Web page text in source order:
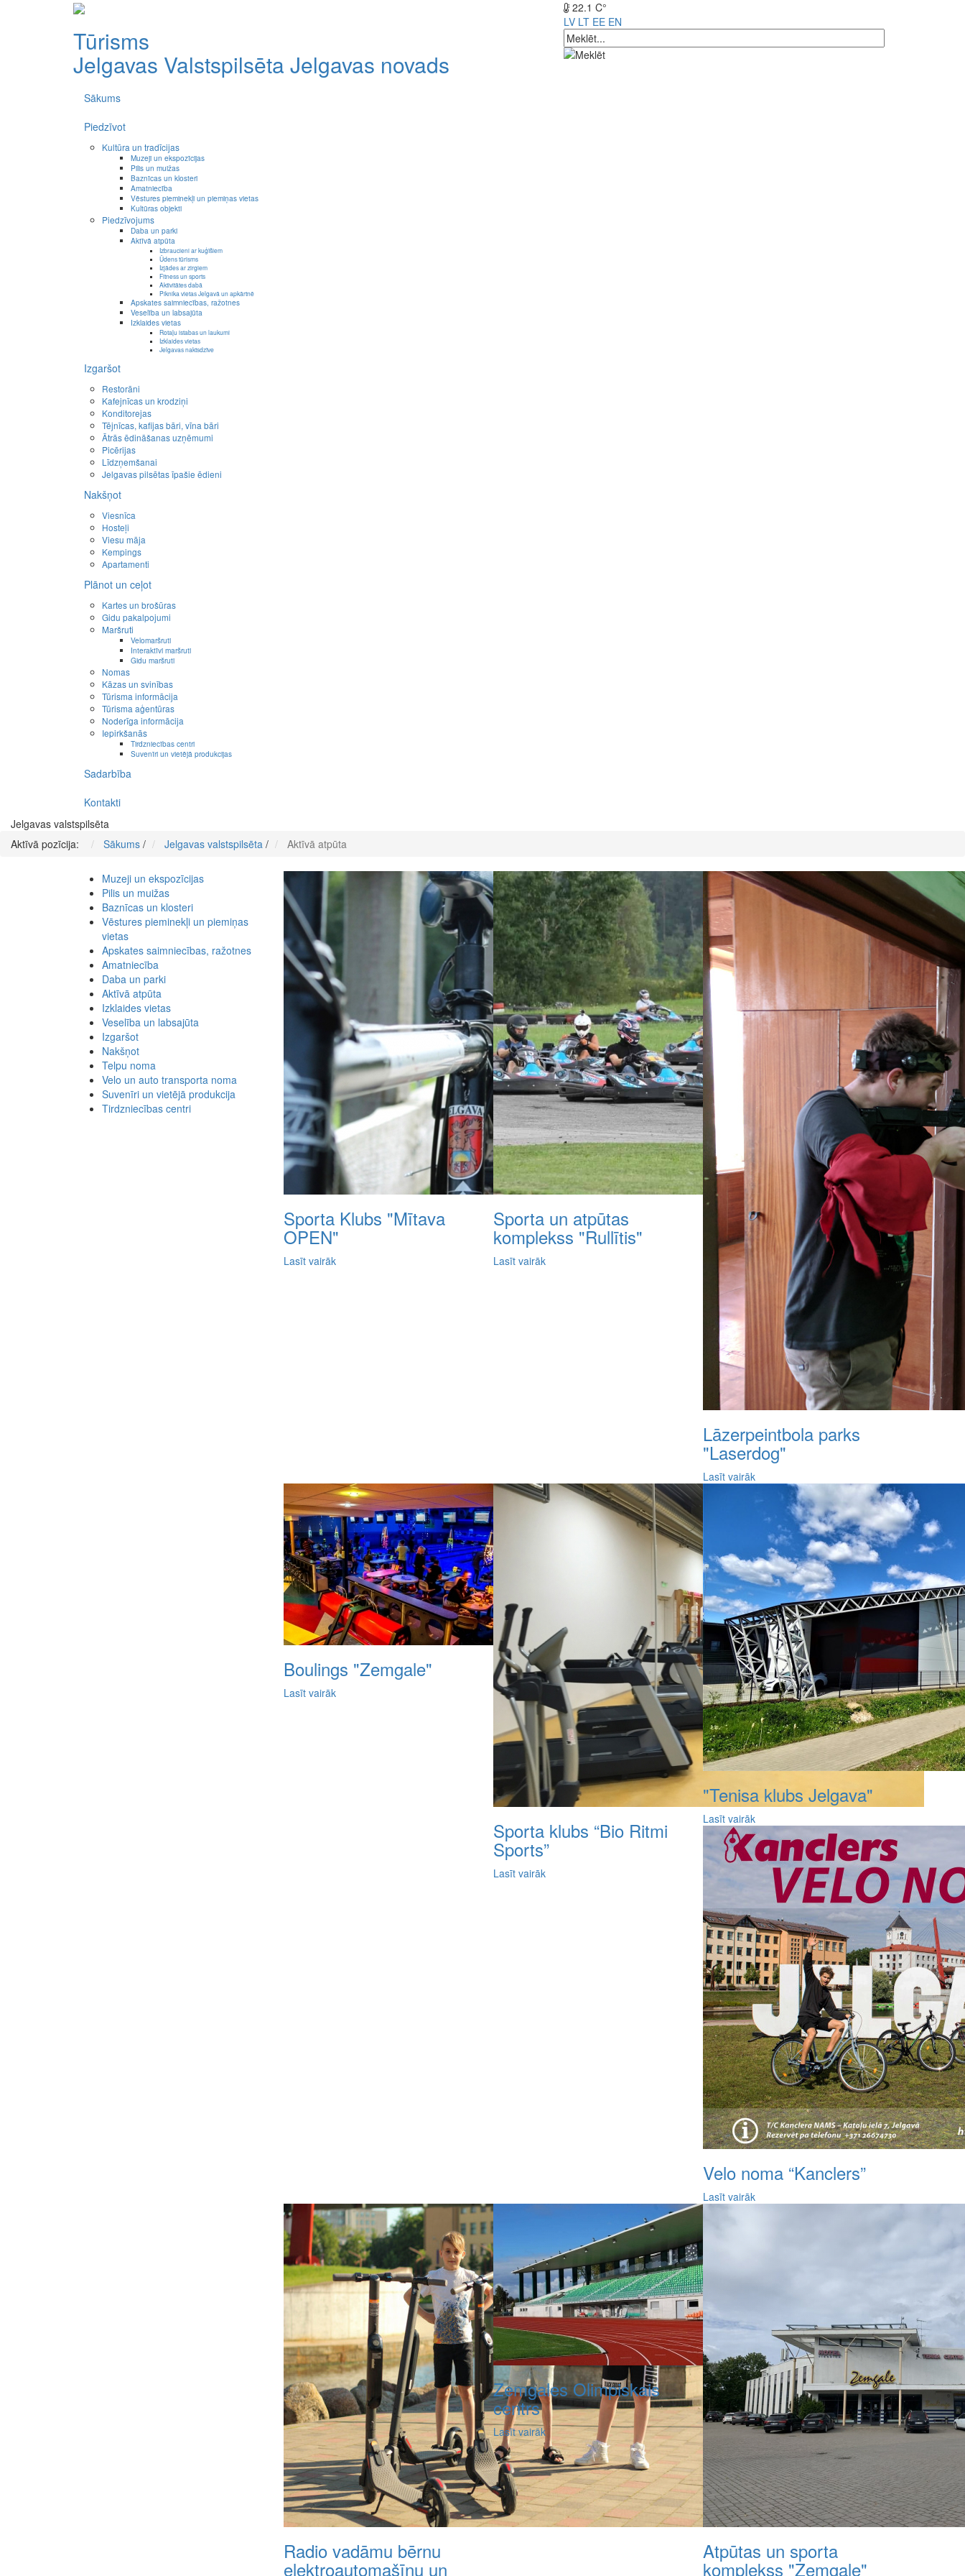
Tūrisms
Jelgavas Valstspilsēta Jelgavas novads
22.1 C°
LV LT EE EN
Sākums
Piedzīvot
Kultūra un tradīcijas
Muzeji un ekspozīcijas
Pilis un muižas
Baznīcas un klosteri
Amatniecība
Vēstures pieminekļi un piemiņas vietas
Kultūras objekti
Piedzīvojums
Daba un parki
Aktīvā atpūta
Izbraucieni ar kuģīšiem
Ūdens tūrisms
Izjādes ar zirgiem
Fitness un sports
Aktivitātes dabā
Piknika vietas Jelgavā un apkārtnē
Apskates saimniecības, ražotnes
Veselība un labsajūta
Izklaides vietas
Rotaļu istabas un laukumi
Izklaides vietas
Jelgavas naktsdzīve
Izgaršot
Restorāni
Kafejnīcas un krodziņi
Konditorejas
Tējnīcas, kafijas bāri, vīna bāri
Ātrās ēdināšanas uzņēmumi
Picērijas
Līdzņemšanai
Jelgavas pilsētas īpašie ēdieni
Nakšņot
Viesnīca
Hosteļi
Viesu māja
Kempings
Apartamenti
Plānot un ceļot
Kartes un brošūras
Gidu pakalpojumi
Maršruti
Velomaršruti
Interaktīvi maršruti
Gidu maršruti
Nomas
Kāzas un svinības
Tūrisma informācija
Tūrisma aģentūras
Noderīga informācija
Iepirkšanās
Tirdzniecības centri
Suvenīri un vietējā produkcijas
Sadarbība
Kontakti
Jelgavas valstspilsēta
Aktīvā pozīcija:
Sākums / Jelgavas valstspilsēta / Aktīvā atpūta
Muzeji un ekspozīcijas
Pilis un muižas
Baznīcas un klosteri
Vēstures pieminekļi un piemiņas
vietas
Apskates saimniecības, ražotnes
Amatniecība
Daba un parki
Aktīvā atpūta
Izklaides vietas
Veselība un labsajūta
Izgaršot
Nakšņot
Telpu noma
Velo un auto transporta noma
Suvenīri un vietējā produkcija
Tirdzniecības centri
Sporta Klubs "Mītava
OPEN"
Lasīt vairāk
Sporta un atpūtas
komplekss "Rullītis"
Lasīt vairāk
Lāzerpeintbola parks
"Laserdog"
Lasīt vairāk
Boulings "Zemgale"
Lasīt vairāk
Sporta klubs “Bio Ritmi
Sports”
Lasīt vairāk
"Tenisa klubs Jelgava"
Lasīt vairāk
Velo noma “Kanclers”
Lasīt vairāk
Radio vadāmu bērnu
elektroautomašīnu un
Zemgales Olimpiskais
centrs
Lasīt vairāk
Atpūtas un sporta
komplekss "Zemgale"